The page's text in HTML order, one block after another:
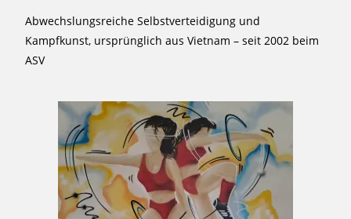
Abwechslungsreiche Selbstverteidigung und
Kampfkunst, ursprünglich aus Vietnam – seit 2002 beim
ASV